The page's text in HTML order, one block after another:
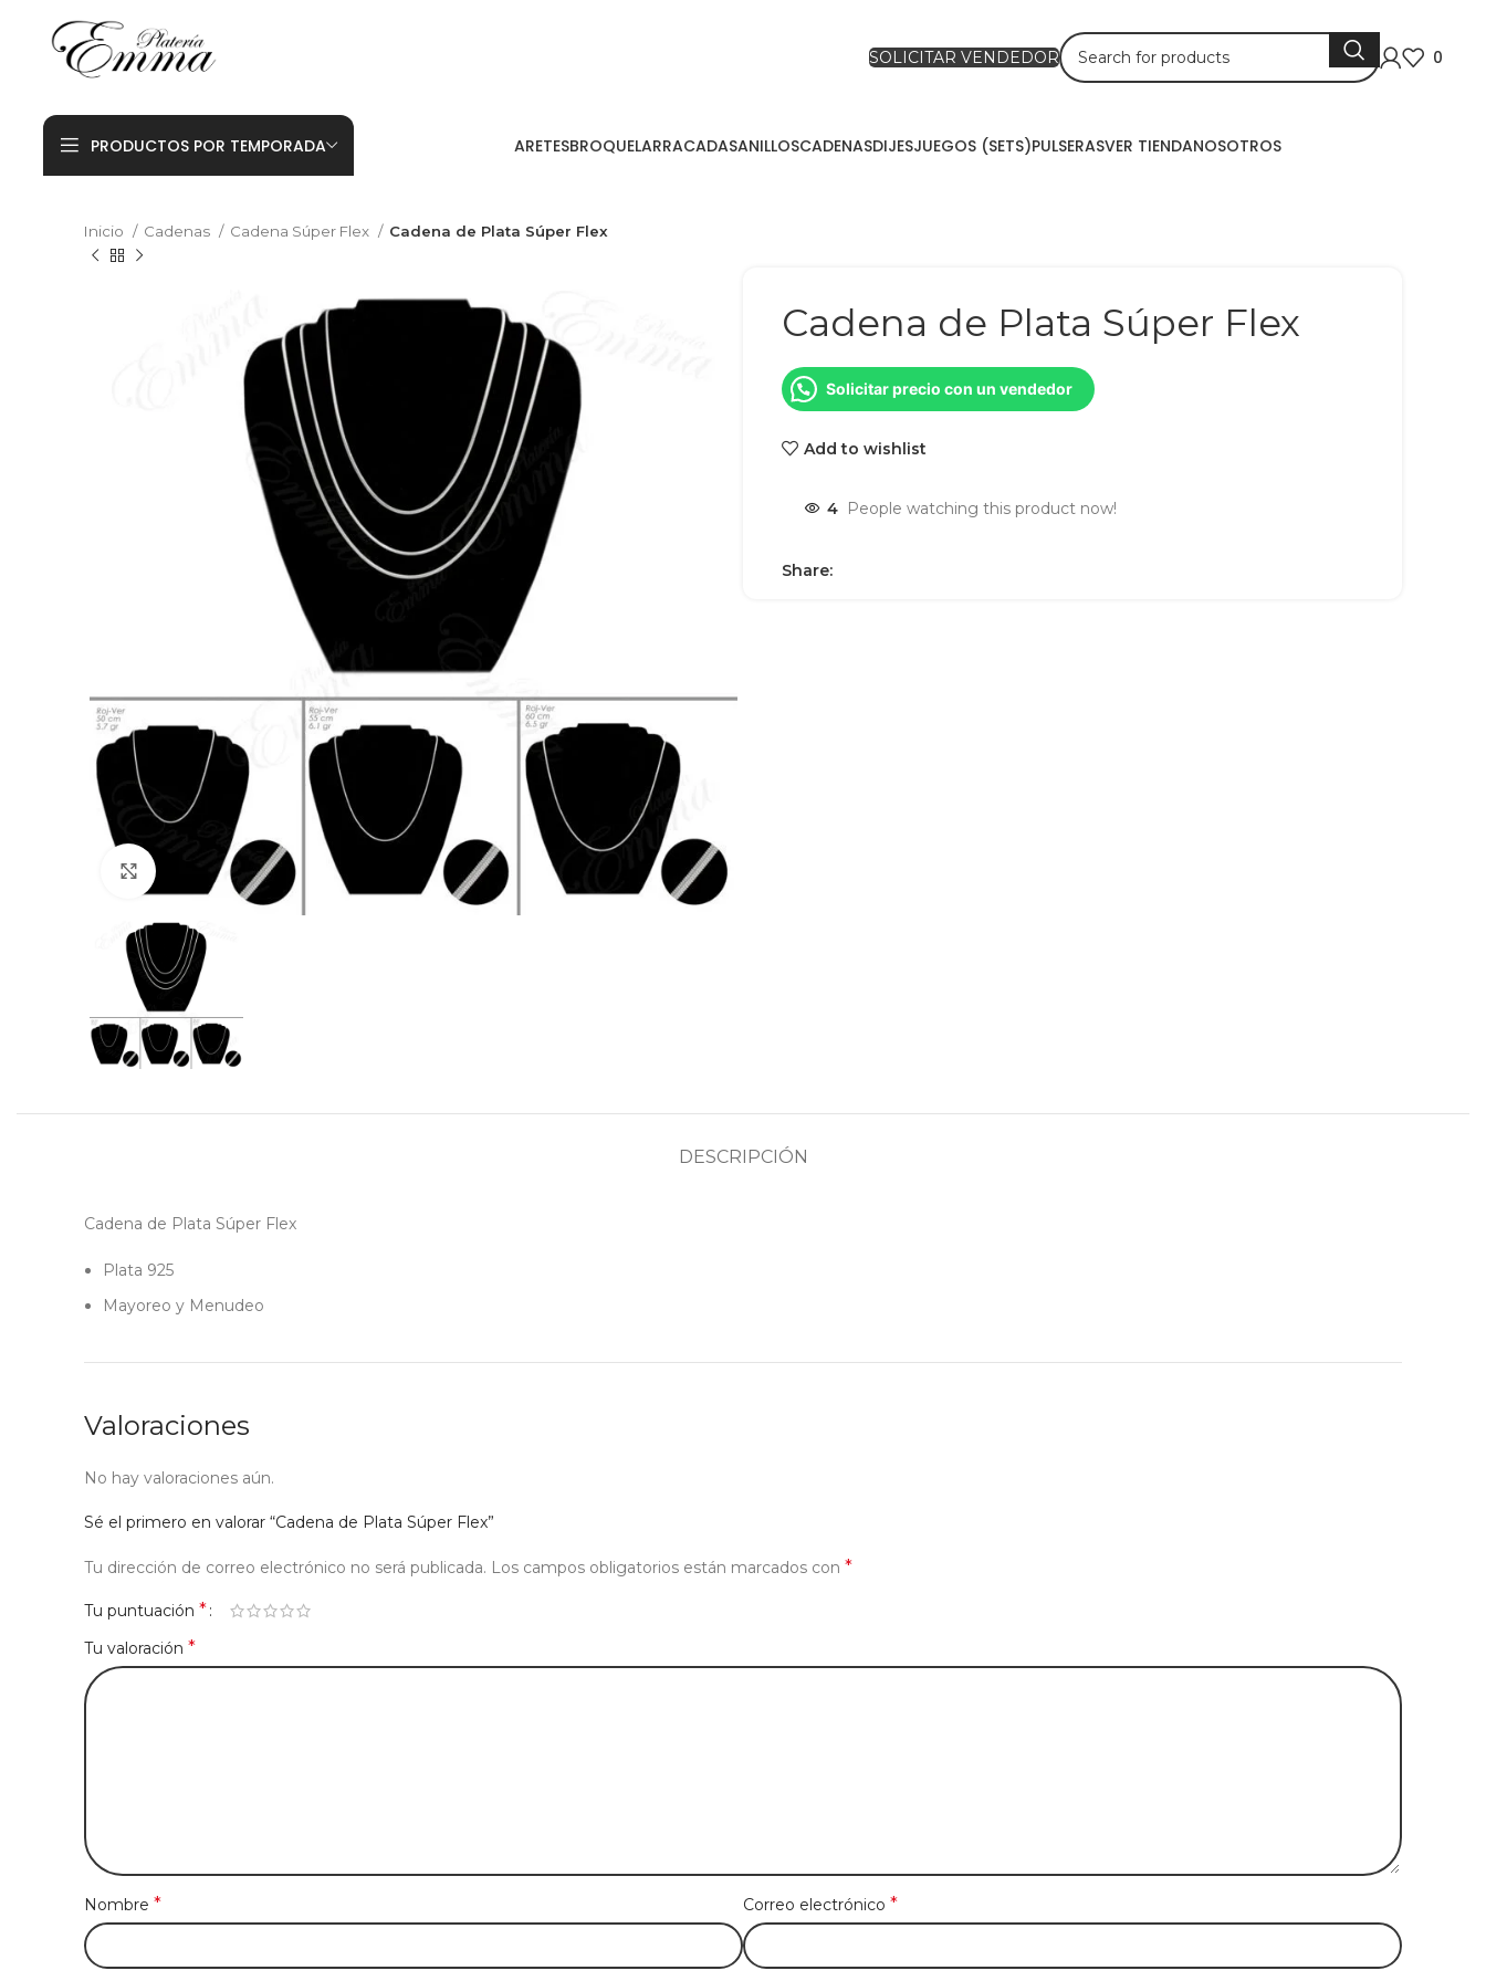
SOLICITAR VENDEDOR 0
PRODUCTOS POR TEMPORADA ARETESBROQUELARRACADASANILLOSCADENASDIJESJUEGOS (SETS)PULSERASVER TIENDANOSOTROS
Inicio Cadenas Cadena Súper Flex Cadena de Plata Súper Flex
Click to enlarge
Cadena de Plata Súper Flex
Solicitar precio con un vendedor
Add to wishlist
4 People watching this product now!
Share:
DESCRIPCIÓN
Cadena de Plata Súper Flex
Plata 925
Mayoreo y Menudeo
Valoraciones
No hay valoraciones aún.
Sé el primero en valorar “Cadena de Plata Súper Flex”
Tu dirección de correo electrónico no será publicada. Los campos obligatorios están marcados con *
Tu puntuación *
Tu valoración *
Nombre * Correo electrónico *